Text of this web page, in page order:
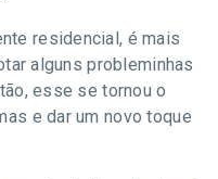
residencial, é mais
alguns probleminhas
esse se tornou o
e dar um novo toque